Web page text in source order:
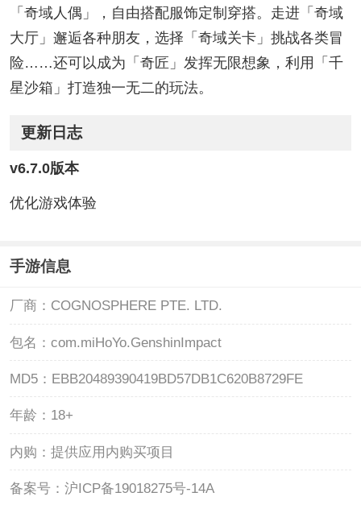
「奇域人偶」，自由搭配服饰定制穿搭。走进「奇域
大厅」邂逅各种朋友，选择「奇域关卡」挑战各类冒
险……还可以成为「奇匠」发挥无限想象，利用「千
星沙箱」打造独一无二的玩法。
更新日志
v6.7.0版本
优化游戏体验
手游信息
厂商： COGNOSPHERE PTE. LTD.
包名： com.miHoYo.GenshinImpact
MD5： EBB20489390419BD57DB1C620B8729FE
年龄： 18+
内购： 提供应用内购买项目
备案号： 沪ICP备19018275号-14A